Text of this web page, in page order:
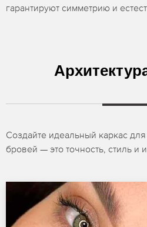
гарантируют симметрию и
Создайте идеальный каркас для
бровей — это точность, стиль и